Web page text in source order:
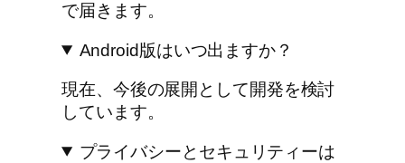
で届きます。
Android版はいつ出ますか？
現在、今後の展開として開発を検討
しています。
プライバシーとセキュリティーは